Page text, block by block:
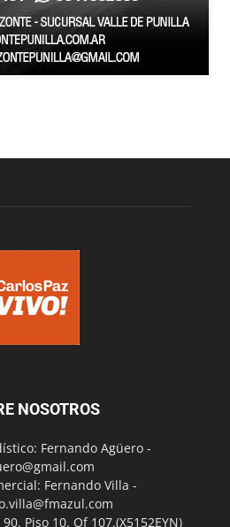
NOSOTROS
Fernando Agüero -
Fernando Villa -
Piso 10. Of 107.(X5152EYN)